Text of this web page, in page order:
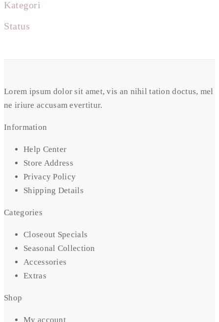
Kategori
Status
Lorem ipsum dolor sit amet, vis an nihil tation doctus, mel
ne iriure accusam evertitur.
Information
Help Center
Store Address
Privacy Policy
Shipping Details
Categories
Closeout Specials
Seasonal Collection
Accessories
Extras
Shop
My account